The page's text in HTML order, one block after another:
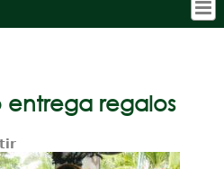
Académica
entrega regalos